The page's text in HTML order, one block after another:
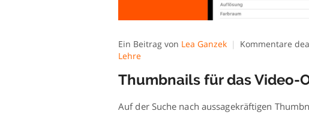
Ein Beitrag von Lea Ganzek Kommentare
Lehre
Thumbnails für das Video-
Auf der Suche nach aussagekräftigen